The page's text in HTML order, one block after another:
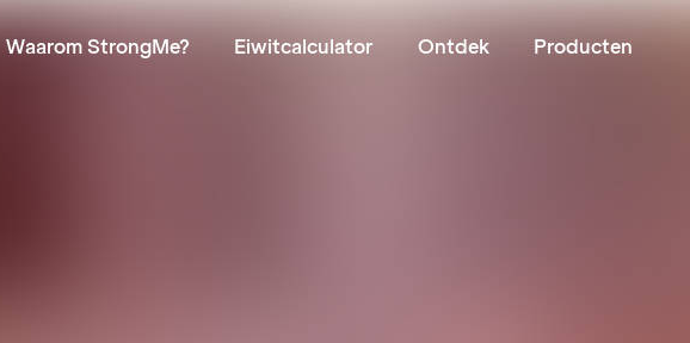
Waarom StrongMe? Eiwitcalculator Ontdek Producten